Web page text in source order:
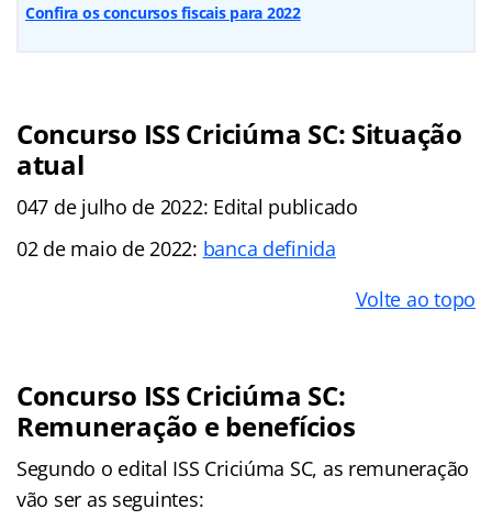
Confira os concursos fiscais para 2022
Concurso ISS Criciúma SC: Situação
atual
047 de julho de 2022: Edital publicado
02 de maio de 2022: banca definida
Volte ao topo
Concurso ISS Criciúma SC:
Remuneração e benefícios
Segundo o edital ISS Criciúma SC, as remuneração
vão ser as seguintes: